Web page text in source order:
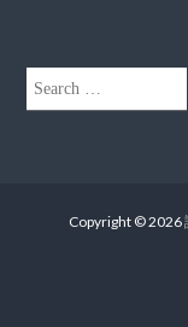
Search
Copyright © 2026